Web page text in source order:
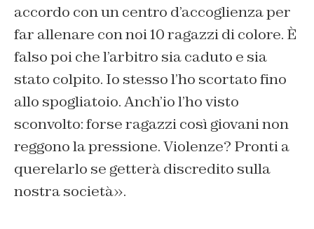
accordo con un centro d’accoglienza per
far allenare con noi 10 ragazzi di colore. È
falso poi che l’arbitro sia caduto e sia
stato colpito. Io stesso l’ho scortato fino
allo spogliatoio. Anch’io l’ho visto
sconvolto: forse ragazzi così giovani non
reggono la pressione. Violenze? Pronti a
querelarlo se getterà discredito sulla
nostra società».